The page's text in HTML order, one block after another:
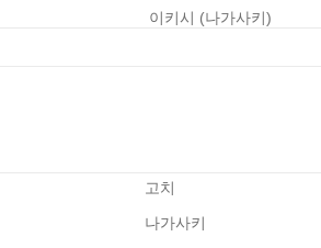
이키시 (나가사키)
고치
나가사키